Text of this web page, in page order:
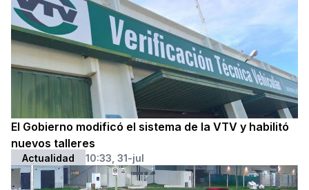
El Gobierno modificó el sistema de la VTV y habilitó
nuevos talleres
Actualidad 10:33, 31-jul